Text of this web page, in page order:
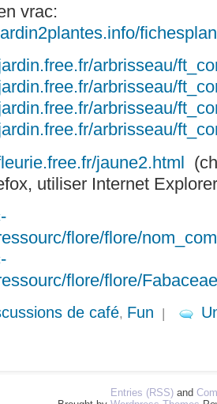
vrac:
arbrisseau/
arbrisseau/
arbrisseau/
arbrisseau/
jaune2.html
utiliser Internet
flore/flore/
flore/flore/
de café, Fun |
Entries (RSS)and